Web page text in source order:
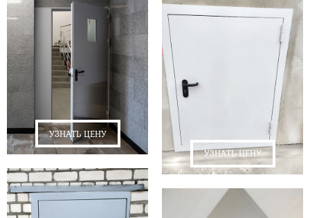
УЗНАТЬ ЦЕНУ
УЗНАТЬ ЦЕНУ